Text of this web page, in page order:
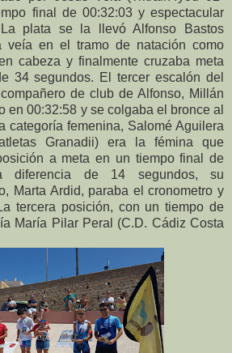
final de 00:32:03 y espectacular
plata se la llevó Alfonso Bastos
veía en el tramo de natación como
cabeza y finalmente cruzaba meta
34 segundos. El tercer escalón del
de club de Alfonso, Millán
en 00:32:58 y se colgaba el bronce al
categoría femenina, Salomé Aguilera
Granadii) era la fémina que
a meta en un tiempo final de
diferencia de 14 segundos, su
Marta Ardid, paraba el cronometro y
tercera posición, con un tiempo de
María Pilar Peral (C.D. Cádiz Costa